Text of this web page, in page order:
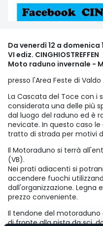
Da venerdì 12 a domenica
VI ediz. CINGHIOSTREFFEN
Moto raduno invernale -
presso l'Area Feste di Valdo
La Cascata del Toce con i
considerata una delle più
dal luogo del raduno ed è
nevicate. In questo caso
tratto di strada per motivi
Il Motoraduno si terrà
(VB).
Nei prati adiacenti si
accendere fuochi
dall'organizzazione. Legna
prezzo conveniente.
Il tendone del motoraduno
di fronte alla pista da sci,